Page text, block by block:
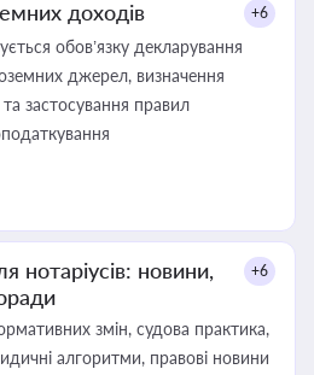
доходів +6
обов’язку декларування
джерел, визначення
застосування правил
нотаріусів: новини,
+6
змін, судова практика,
алгоритми, правові новини